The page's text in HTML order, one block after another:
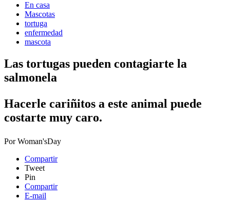
En casa
Mascotas
tortuga
enfermedad
mascota
Las tortugas pueden contagiarte la
salmonela
​Hacerle cariñitos a este animal puede
costarte muy caro.
PorWoman'sDay
Compartir
Tweet
Pin
Compartir
E-mail